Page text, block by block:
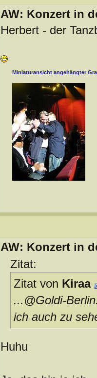
AW: Konzert in
Herbert - der
Miniaturansicht angehängter
AW: Konzert in
Zitat:
Zitat von Kiraa
...@Goldi-
ich auch zu
Huhu